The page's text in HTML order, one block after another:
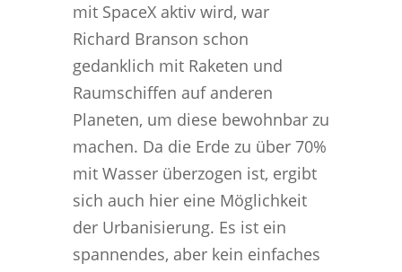
mit SpaceX aktiv wird, war
Richard Branson schon
gedanklich mit Raketen und
Raumschiffen auf anderen
Planeten, um diese bewohnbar zu
machen. Da die Erde zu über 70%
mit Wasser überzogen ist, ergibt
sich auch hier eine Möglichkeit
der Urbanisierung. Es ist ein
spannendes, aber kein einfaches